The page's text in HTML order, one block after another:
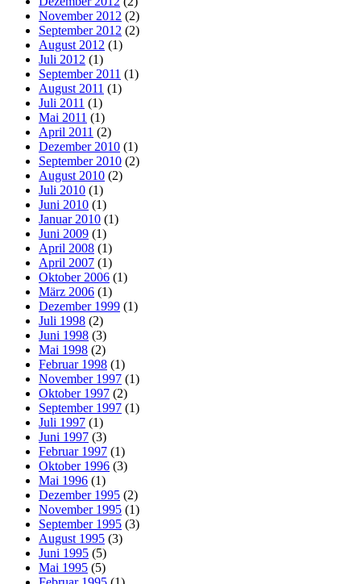
November 2012 (2)
September 2012 (2)
August 2012 (1)
Juli 2012 (1)
September 2011 (1)
August 2011 (1)
Juli 2011 (1)
Mai 2011 (1)
April 2011 (2)
Dezember 2010 (1)
September 2010 (2)
August 2010 (2)
Juli 2010 (1)
Juni 2010 (1)
Januar 2010 (1)
Juni 2009 (1)
April 2008 (1)
April 2007 (1)
Oktober 2006 (1)
März 2006 (1)
Dezember 1999 (1)
Juli 1998 (2)
Juni 1998 (3)
Mai 1998 (2)
Februar 1998 (1)
November 1997 (1)
Oktober 1997 (2)
September 1997 (1)
Juli 1997 (1)
Juni 1997 (3)
Februar 1997 (1)
Oktober 1996 (3)
Mai 1996 (1)
Dezember 1995 (2)
November 1995 (1)
September 1995 (3)
August 1995 (3)
Juni 1995 (5)
Mai 1995 (5)